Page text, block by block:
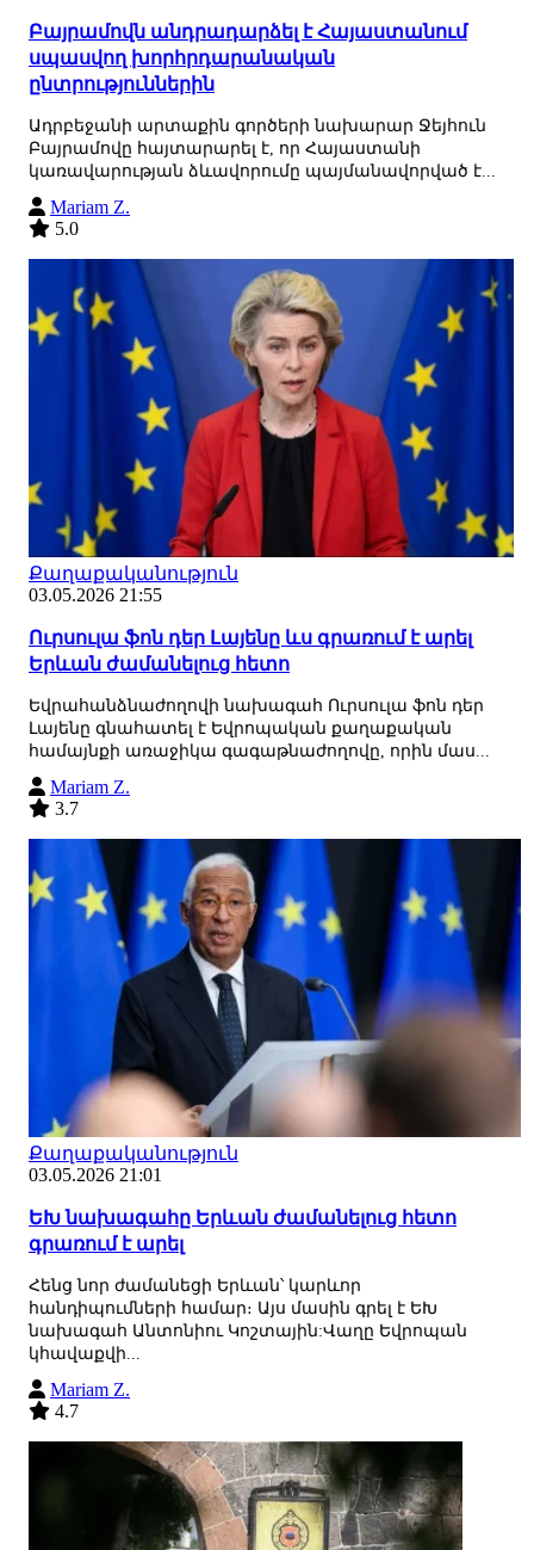
Բայրամովն անդրադարձել է Հայաստանում
սպասվող խորհրդարանական
ընտրություններին
Ադրբեջանի արտաքին գործերի նախարար Ջեյհուն
Բայրամովը հայտարարել է, որ Հայաստանի
կառավարության ձևավորումը պայմանավորված է...
Mariam Z.
5.0
Քաղաքականություն
03.05.2026 21:55
Ուրսուլա ֆոն դեր Լայենը ևս գրառում է արել
Երևան ժամանելուց հետո
Եվրահանձնաժողովի նախագահ Ուրսուլա ֆոն դեր
Լայենը գնահատել է Եվրոպական քաղաքական
համայնքի առաջիկա գագաթնաժողովը, որին մաս...
Mariam Z.
3.7
Քաղաքականություն
03.05.2026 21:01
ԵԽ նախագահը Երևան ժամանելուց հետո
գրառում է արել
Հենց նոր ժամանեցի Երևան՝ կարևոր
հանդիպումների համար։ Այս մասին գրել է ԵԽ
նախագահ Անտոնիու Կոշտային:Վաղը Եվրոպան
կհավաքվի...
Mariam Z.
4.7